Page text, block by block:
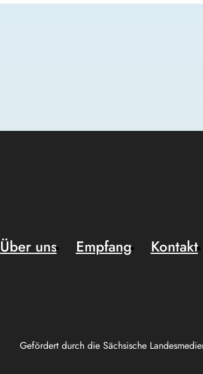
Gefördert durch die Sächsische
Über uns Empfang Kontakt